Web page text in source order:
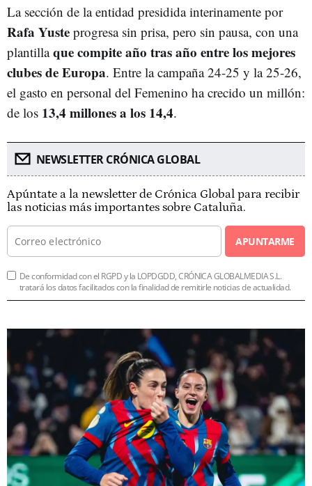
La sección de la entidad presidida interinamente por
Rafa Yuste progresa sin prisa, pero sin pausa, con una
plantillaque compite año tras año entre los mejores
clubes de Europa. Entre la campaña 24-25 y la 25-26,
el gasto en personal del Femenino ha crecido un millón:
de los 13,4 millones a los 14,4.
NEWSLETTER CRÓNICA GLOBAL
Apúntate a la newsletter de Crónica Global para recibir
las noticias más importantes sobre Cataluña.
APUNTARME
De conformidad con el RGPD y la LOPDGDD, CRÓNICA GLOBALMEDIA S.L.
tratará los datos facilitados con la finalidad de remitirle noticias de actualidad.